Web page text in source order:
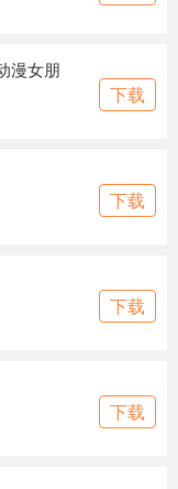
漫女朋
下载
下载
下载
下载